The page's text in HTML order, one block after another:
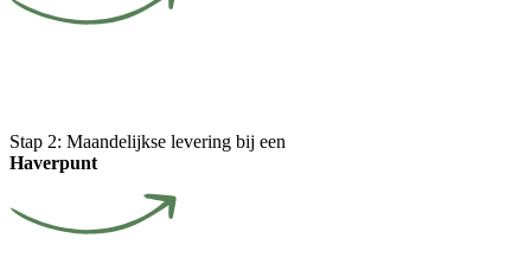
Stap 2: Maandelijkse levering bij een
Haverpunt